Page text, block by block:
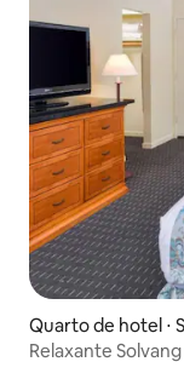
Quarto de hotel ⋅
Relaxante